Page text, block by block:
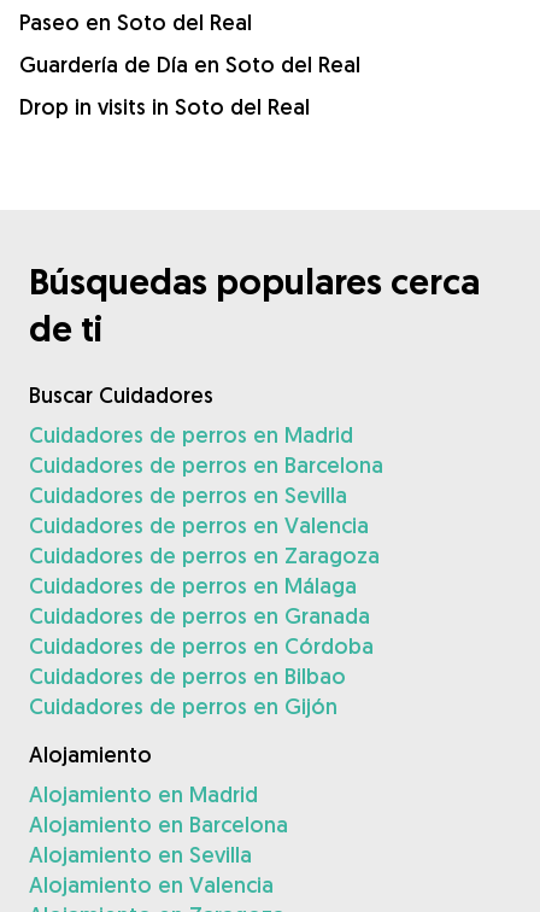
Paseo en Soto del Real
Guardería de Día en Soto del Real
Drop in visits in Soto del Real
Búsquedas populares cerca
de ti
Buscar Cuidadores
Cuidadores de perros en Madrid
Cuidadores de perros en Barcelona
Cuidadores de perros en Sevilla
Cuidadores de perros en Valencia
Cuidadores de perros en Zaragoza
Cuidadores de perros en Málaga
Cuidadores de perros en Granada
Cuidadores de perros en Córdoba
Cuidadores de perros en Bilbao
Cuidadores de perros en Gijón
Alojamiento
Alojamiento en Madrid
Alojamiento en Barcelona
Alojamiento en Sevilla
Alojamiento en Valencia